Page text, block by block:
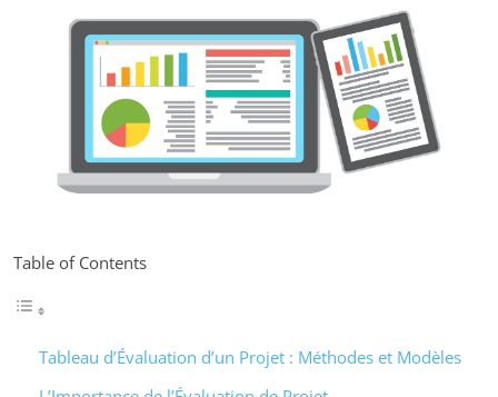
Table of Contents
Tableau d’Évaluation d’un Projet : Méthodes et Modèles